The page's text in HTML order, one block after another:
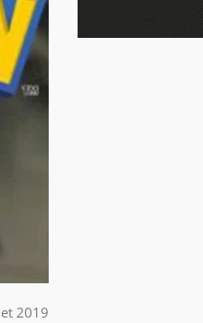
2019